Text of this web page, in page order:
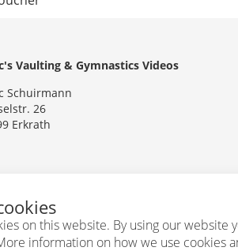
on this website. By using our website
information on how we use cookies
Vaulting & Gymnastics Videos
Schuirmann
26
Erkrath
us